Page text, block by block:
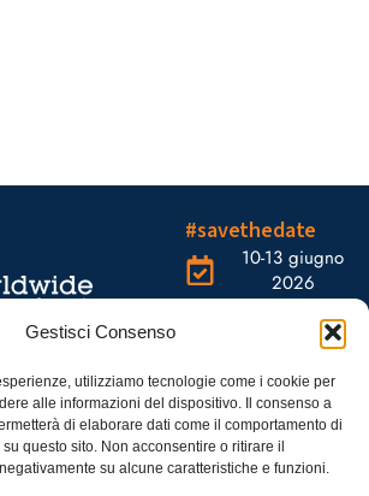
Gestisci Consenso
utilizziamo tecnologie come i cookie per
alle informazioni del dispositivo. Il consenso a
di elaborare dati come il comportamento di
questo sito. Non acconsentire o ritirare il
su alcune caratteristiche e funzioni.
#savethedate
10-13 giugno
2026
22 10128
Torino
SCARICA